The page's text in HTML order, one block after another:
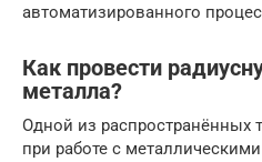
автоматизированного
Как провести
металла?
Одной из распространённых
при работе с